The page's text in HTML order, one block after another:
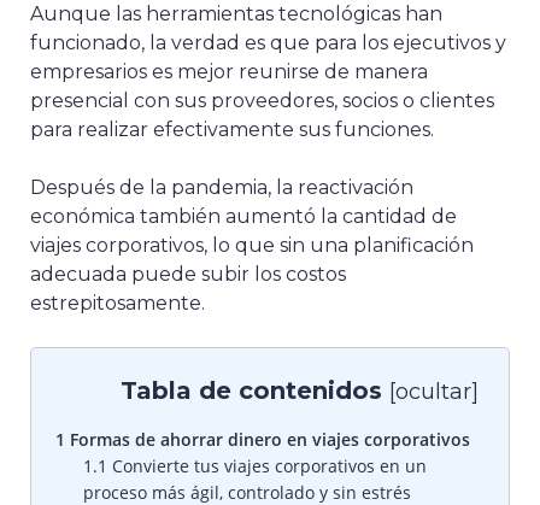
Aunque las herramientas tecnológicas han
funcionado, la verdad es que para los ejecutivos y
empresarios es mejor reunirse de manera
presencial con sus proveedores, socios o clientes
para realizar efectivamente sus funciones.
Después de la pandemia, la reactivación
económica también aumentó la cantidad de
viajes corporativos, lo que sin una planificación
adecuada puede subir los costos
estrepitosamente.
Tabla de contenidos [ocultar]
1 Formas de ahorrar dinero en viajes corporativos
1.1 Convierte tus viajes corporativos en un
proceso más ágil, controlado y sin estrés